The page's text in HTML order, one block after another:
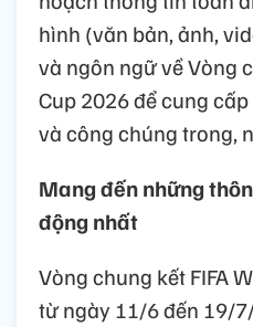
hình (văn bản, ảnh,
và ngôn ngữ về Vòng
Cup 2026 để cung
và công chúng trong,
Mang đến những
động nhất
Vòng chung kết FIFA
từ ngày 11/6 đến 19/